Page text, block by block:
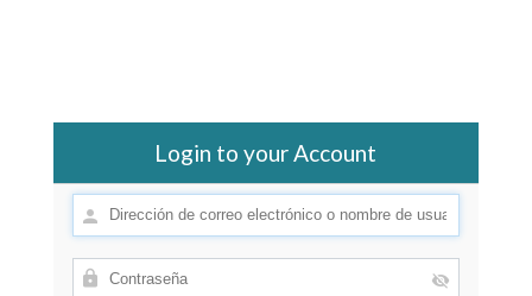
Login to your Account